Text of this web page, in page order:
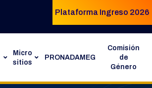
Plataforma Ingreso 2026
Micro
sitios
PRONADAMEG
Comisión
de
Género